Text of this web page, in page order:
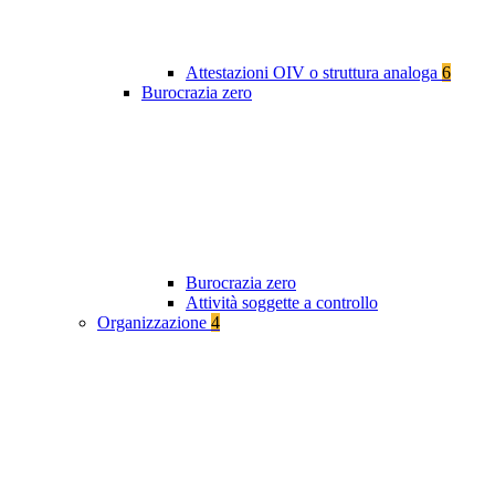
Attestazioni OIV o struttura analoga 6
Burocrazia zero
Burocrazia zero
Attività soggette a controllo
Organizzazione 4